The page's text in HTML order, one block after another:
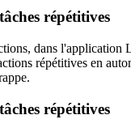
répétitives
dans l'application
répétitives en
répétitives